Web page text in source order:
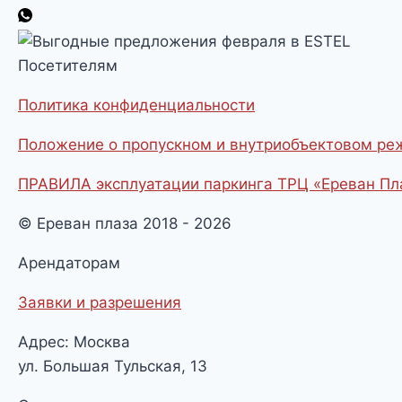
Посетителям
Политика конфиденциальности
Положение о пропускном и внутриобъектовом
ПРАВИЛА эксплуатации паркинга ТРЦ «Ереван
© Ереван плаза 2018 - 2026
Арендаторам
Заявки и разрешения
Адрес: Москва
ул. Большая Тульская, 13